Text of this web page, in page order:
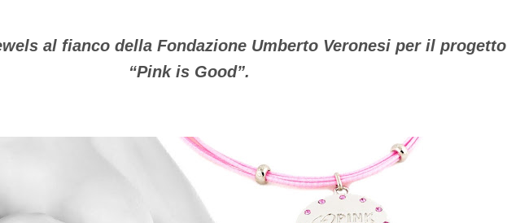
al fianco della Fondazione Umberto Veronesi per il progetto
“Pink is Good”.